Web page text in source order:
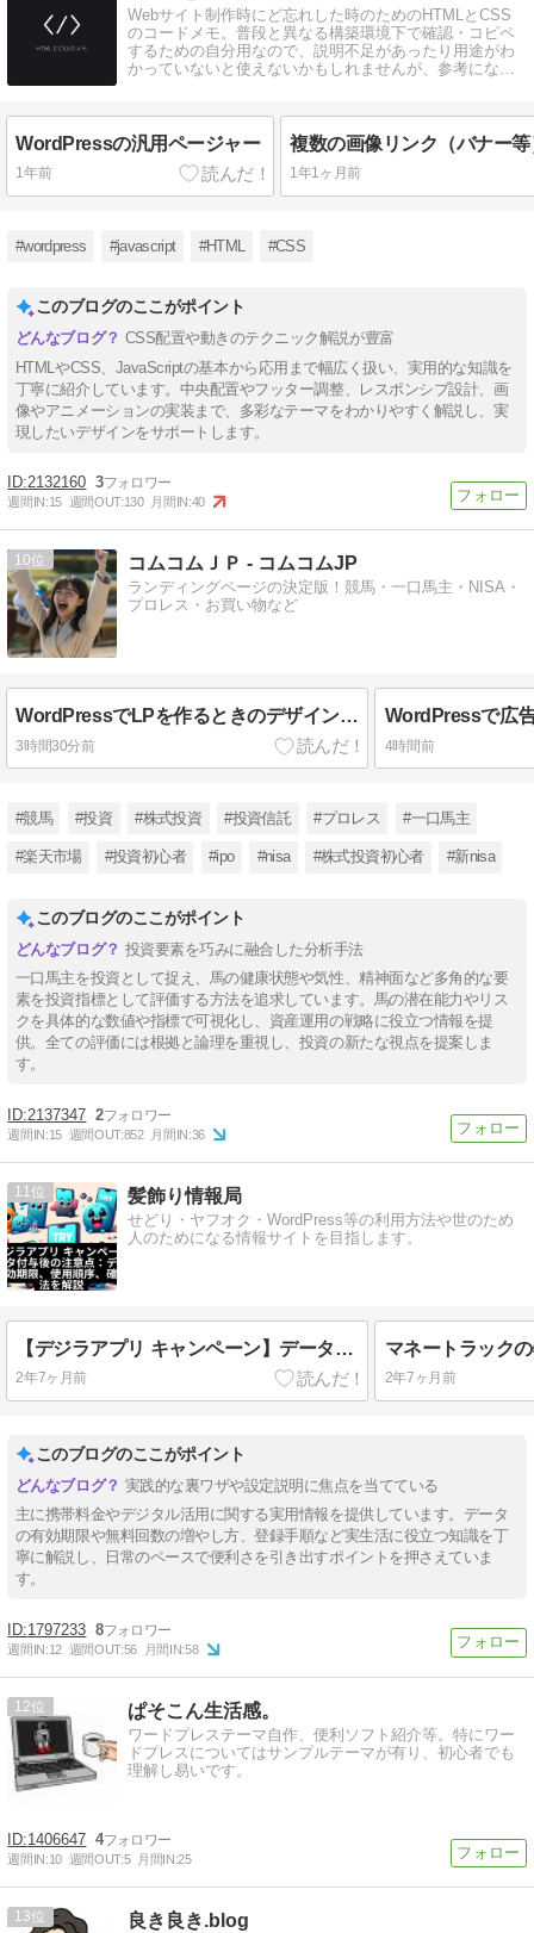
Webサイト制作時にど忘れした時のためのHTMLとCSS
のコードメモ。普段と異なる構築環境下で確認・コピペ
するための自分用なので、説明不足があったり用途がわ
かっていないと使えないかもしれませんが、参考になれ
WordPressの汎用ページャー
1年前 1年1ヶ月前
#wordpress #javascript #HTML #CSS
このブログのここがポイント
CSS配置や動きのテクニック解説が豊富
HTMLやCSS、JavaScriptの基本から応用まで幅広く扱い、実用的な知識を
丁寧に紹介しています。中央配置やフッター調整、レスポンシブ設計、画
像やアニメーションの実装まで、多彩なテーマをわかりやすく解説し、実
現したいデザインをサポートします。
2132160 3
週間IN:15 週間OUT:130 月間IN:40
10 コムコムＪＰ - コムコムJP
ランディングページの決定版！競馬・一口馬主・NISA・
プロレス・お買い物など
WordPressでLPを作るときのデザイン基本
3時間30分前 4時間前
#競馬 #投資 #株式投資 #投資信託 #プロレス #一口馬主
#楽天市場 #投資初心者 #ipo #nisa #株式投資初心者 #新nisa
このブログのここがポイント
投資要素を巧みに融合した分析手法
一口馬主を投資として捉え、馬の健康状態や気性、精神面など多角的な要
素を投資指標として評価する方法を追求しています。馬の潜在能力やリス
クを具体的な数値や指標で可視化し、資産運用の戦略に役立つ情報を提
供。全ての評価には根拠と論理を重視し、投資の新たな視点を提案しま
す。
2137347 2
週間IN:15 週間OUT:852 月間IN:36
11 髪飾り情報局
せどり・ヤフオク・WordPress等の利用方法や世のため
人のためになる情報サイトを目指します。
【デジラアプリ キャンペーン】データ付与後の注意点：データの有効期限、使用順序、確認方法を解説
2年7ヶ月前 2年7ヶ月前
このブログのここがポイント
実践的な裏ワザや設定説明に焦点を当てている
主に携帯料金やデジタル活用に関する実用情報を提供しています。データ
の有効期限や無料回数の増やし方、登録手順など実生活に役立つ知識を丁
寧に解説し、日常のペースで便利さを引き出すポイントを押さえていま
す。
1797233 8
週間IN:12 週間OUT:56 月間IN:58
12 ぱそこん生活感。
ワードプレステーマ自作、便利ソフト紹介等。特にワー
ドプレスについてはサンプルテーマが有り、初心者でも
理解し易いです。
1406647 4
週間IN:10 週間OUT:5 月間IN:25
13 良き良き.blog